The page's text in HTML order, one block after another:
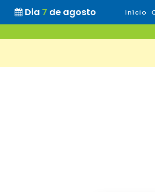
Dia 7 de agosto Início